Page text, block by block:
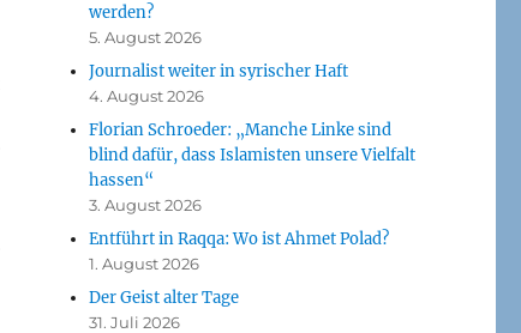
werden?
5. August 2026
Journalist weiter in syrischer Haft
4. August 2026
Florian Schroeder: „Manche Linke sind
blind dafür, dass Islamisten unsere Vielfalt
hassen“
3. August 2026
Entführt in Raqqa: Wo ist Ahmet Polad?
1. August 2026
Der Geist alter Tage
31. Juli 2026